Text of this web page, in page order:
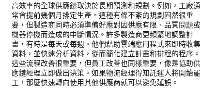
高效率的全球供應鏈取決於長期預測和規劃。例如，工廠通
常會提前幾個月排定生產。這種有條不紊的規劃固然很重
要，但製造商同時必須準備好應對因供應有限、品質問題或
機器停機而造成的中斷情況。許多製造商更頻繁地調整計
畫，有時是每天或每週。他們藉助雲端應用程式來即時收集
資料，並快速分析資料，從而簡化建立計畫和排程的程序。
這些流程改善很重要，但員工改善也同樣重要，像是協助供
應鏈經理立即做出決策。如果物流經理得知託運人將開始罷
工，那麼快速轉向使用其他供應商就可以避免延誤。